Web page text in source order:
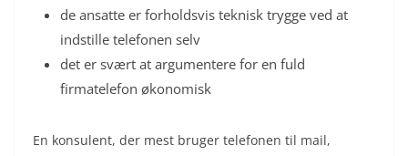
de ansatte er forholdsvis teknisk trygge ved at
indstille telefonen selv
det er svært at argumentere for en fuld
firmatelefon økonomisk
En konsulent, der mest bruger telefonen til mail,